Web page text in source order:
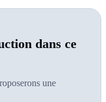
dans ce
une